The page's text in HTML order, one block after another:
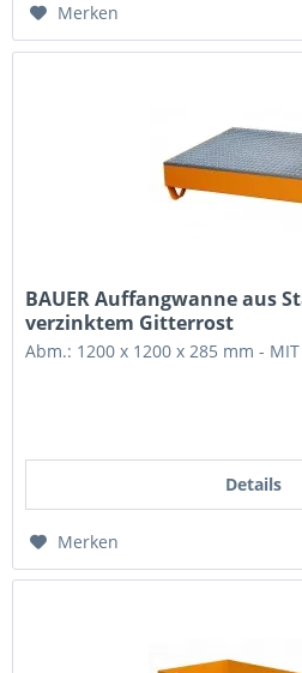
Merken
BAUER Auffangwanne aus
verzinktem Gitterrost
Abm.: 1200 x 1200 x 285 mm -
Details
Merken